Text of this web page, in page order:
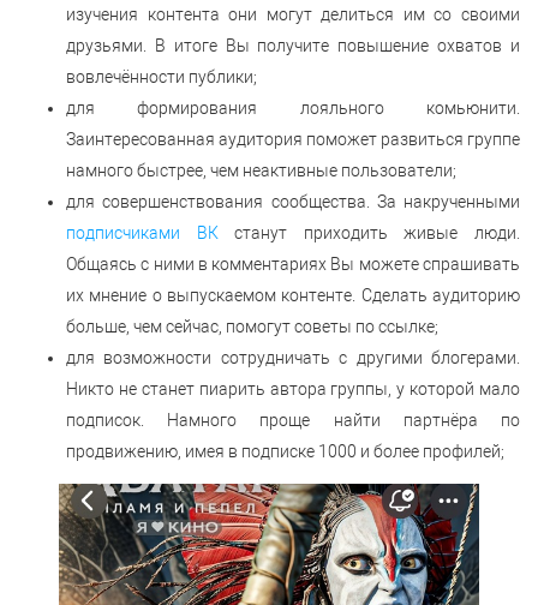
изучения контента они могут делиться им со своими
друзьями. В итоге Вы получите повышение охватов и
вовлечённости публики;
для формирования лояльного комьюнити.
Заинтересованная аудитория поможет развиться группе
намного быстрее, чем неактивные пользователи;
для совершенствования сообщества. За накрученными
подписчиками ВКстанут приходить живые люди.
Общаясь с ними в комментариях Вы можете спрашивать
их мнение о выпускаемом контенте. Сделать аудиторию
больше, чем сейчас, помогут советы по ссылке;
для возможности сотрудничать с другими блогерами.
Никто не станет пиарить автора группы, у которой мало
подписок. Намного проще найти партнёра по
продвижению, имея в подписке 1000 и более профилей;